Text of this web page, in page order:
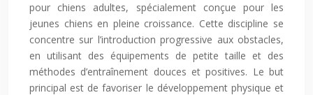
pour chiens adultes, spécialement conçue pour les
jeunes chiens en pleine croissance. Cette discipline se
concentre sur l’introduction progressive aux obstacles,
en utilisant des équipements de petite taille et des
méthodes d’entraînement douces et positives. Le but
principal est de favoriser le développement physique et